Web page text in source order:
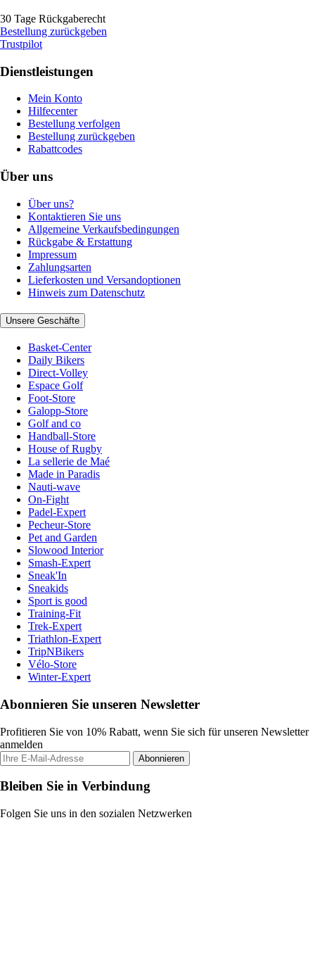
30 Tage Rückgaberecht
Bestellung zurückgeben
Trustpilot
Dienstleistungen
Mein Konto
Hilfecenter
Bestellung verfolgen
Bestellung zurückgeben
Rabattcodes
Über uns
Über uns?
Kontaktieren Sie uns
Allgemeine Verkaufsbedingungen
Rückgabe & Erstattung
Impressum
Zahlungsarten
Lieferkosten und Versandoptionen
Hinweis zum Datenschutz
Unsere Geschäfte
Basket-Center
Daily Bikers
Direct-Volley
Espace Golf
Foot-Store
Galopp-Store
Golf and co
Handball-Store
House of Rugby
La sellerie de Maé
Made in Paradis
Nauti-wave
On-Fight
Padel-Expert
Pecheur-Store
Pet and Garden
Slowood Interior
Smash-Expert
Sneak'In
Sneakids
Sport is good
Training-Fit
Trek-Expert
Triathlon-Expert
TripNBikers
Vélo-Store
Winter-Expert
Abonnieren Sie unseren Newsletter
Profitieren Sie von 10% Rabatt, wenn Sie sich für unseren Newsletter
anmelden
Abonnieren
Bleiben Sie in Verbindung
Folgen Sie uns in den sozialen Netzwerken